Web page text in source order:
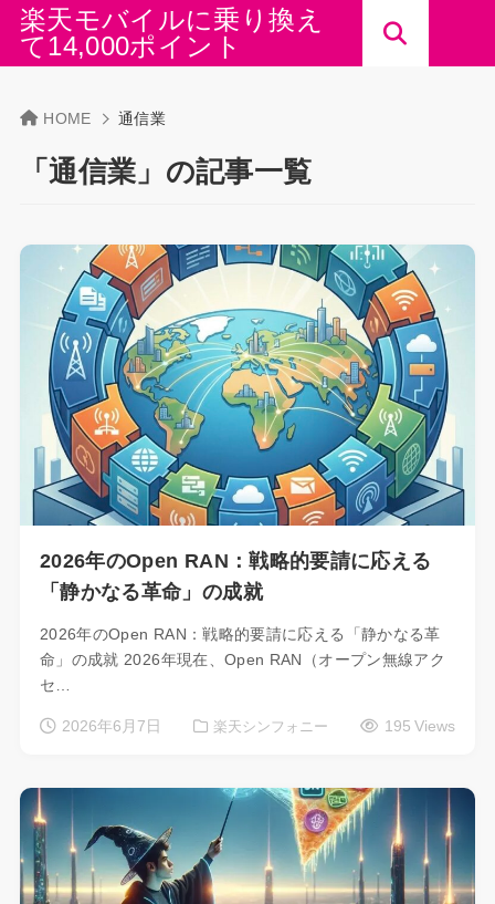
楽天モバイルに乗り換え
て14,000ポイント
HOME 通信業
「通信業」の記事一覧
2026年のOpen RAN：戦略的要請に応える
「静かなる革命」の成就
2026年のOpen RAN：戦略的要請に応える「静かなる革
命」の成就 2026年現在、Open RAN（オープン無線アク
セ…
2026年6月7日 楽天シンフォニー 195 Views